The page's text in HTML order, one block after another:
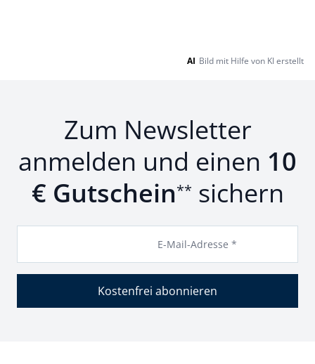
AI Bild mit Hilfe von KI erstellt
Zum Newsletter
anmelden und einen 10
€ Gutschein** sichern
E-Mail-Adresse *
Kostenfrei abonnieren